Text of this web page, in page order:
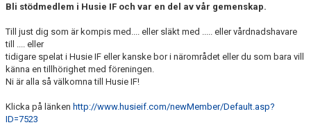
Bli stödmedlem i Husie IF och var en del av vår gemenskap.
Till just dig som är kompis med.... eller släkt med ..... eller vårdnadshavare
till .... eller
tidigare spelat i Husie IF eller kanske bor i närområdet eller du som bara vill
känna en tillhörighet med föreningen.
Ni är alla så välkomna till Husie IF!
Klicka på länken http://www.husieif.com/newMember/Default.asp?
ID=7523